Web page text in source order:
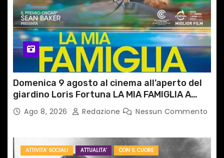
Domenica 9 agosto al cinema all’aperto del
giardino Loris Fortuna LA MIA FAMIGLIA A
TAIPEIAgo 8, 2026 Redazione Nessun Commento
ATTIVITA' SOCIALI ATTUALITA' CON IL CUORE